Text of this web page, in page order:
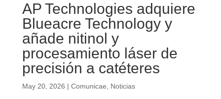
AP Technologies adquiere
Blueacre Technology y
añade nitinol y
procesamiento láser de
precisión a catéteres
May 20, 2026 | Comunicae Noticias